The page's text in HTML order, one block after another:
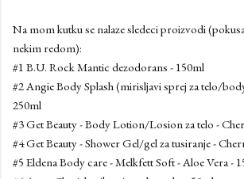
Na mom kutku se nalaze sledeci proizvodi
nekim redom):
#1 B.U. Rock Mantic dezodorans - 150ml
#2 Angie Body Splash (mirisljavi sprej za telo/
250ml
#3 Get Beauty - Body Lotion/Losion za telo -
#4 Get Beauty - Shower Gel/gel za tusiranje -
#5 Eldena Body care - Melkfett Soft - Aloe Vera -